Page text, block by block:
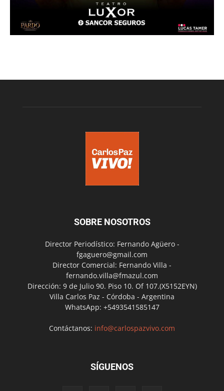
SOBRE NOSOTROS
Director Periodístico: Fernando Agüero -
fgaguero@gmail.com
Director Comercial: Fernando Villa -
fernando.villa@fmazul.com
Dirección: 9 de Julio 90. Piso 10. Of 107.(X5152EYN)
Villa Carlos Paz - Córdoba - Argentina
WhatsApp: +5493541585147
Contáctanos: info@carlospazvivo.com
SÍGUENOS